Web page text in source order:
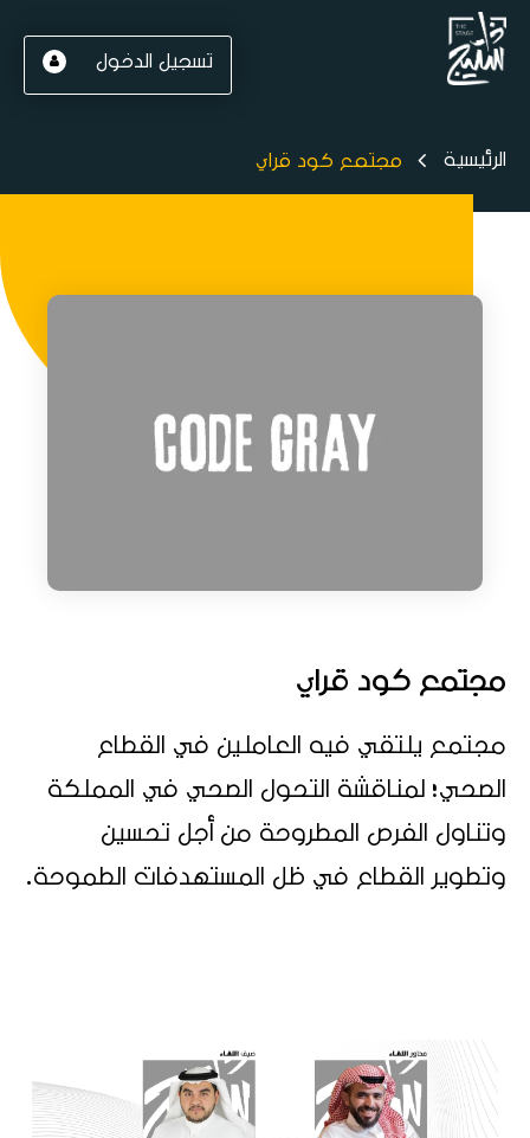
تسجيل الدخول
الرئيسية مجتمع كود قراي
مجتمع كود قراي
مجتمع يلتقي فيه العاملين في القطاع
الصحي؛ لمناقشة التحول الصحي في المملكة
وتناول الفرص المطروحة من أجل تحسين
وتطوير القطاع في ظل المستهدفات الطموحة.